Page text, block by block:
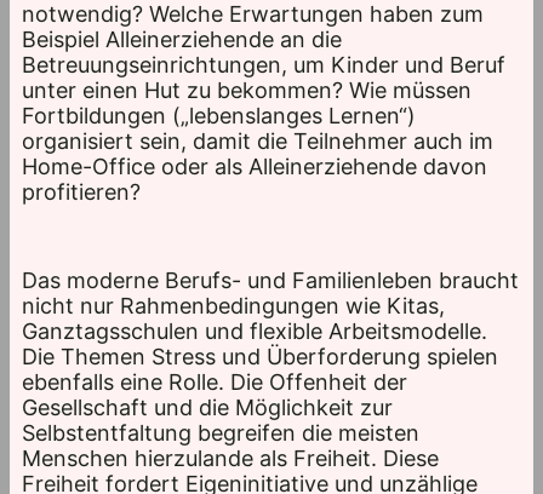
notwendig? Welche Erwartungen haben zum
Beispiel Alleinerziehende an die
Betreuungseinrichtungen, um Kinder und Beruf
unter einen Hut zu bekommen? Wie müssen
Fortbildungen („lebenslanges Lernen“)
organisiert sein, damit die Teilnehmer auch im
Home-Office oder als Alleinerziehende davon
profitieren?
Das moderne Berufs- und Familienleben braucht
nicht nur Rahmenbedingungen wie Kitas,
Ganztagsschulen und flexible Arbeitsmodelle.
Die Themen Stress und Überforderung spielen
ebenfalls eine Rolle. Die Offenheit der
Gesellschaft und die Möglichkeit zur
Selbstentfaltung begreifen die meisten
Menschen hierzulande als Freiheit. Diese
Freiheit fordert Eigeninitiative und unzählige